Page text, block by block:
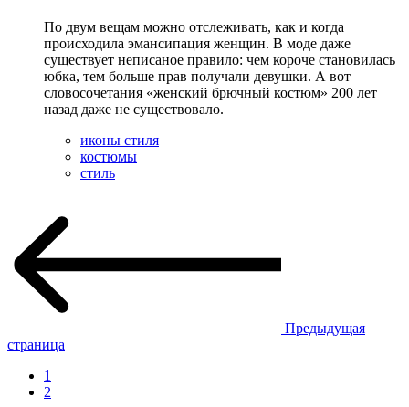
По двум вещам можно отслеживать, как и когда
происходила эмансипация женщин. В моде даже
существует неписаное правило: чем короче становилась
юбка, тем больше прав получали девушки. А вот
словосочетания «женский брючный костюм» 200 лет
назад даже не существовало.
иконы стиля
костюмы
стиль
Предыдущая
страница
1
2